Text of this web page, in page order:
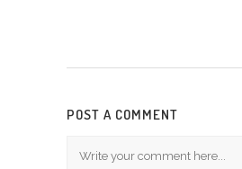
POST A COMMENT